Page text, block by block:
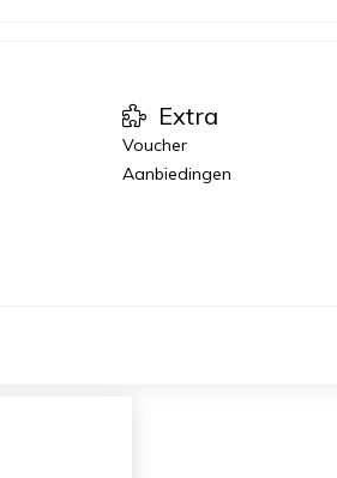
Extra
Voucher
Aanbiedingen